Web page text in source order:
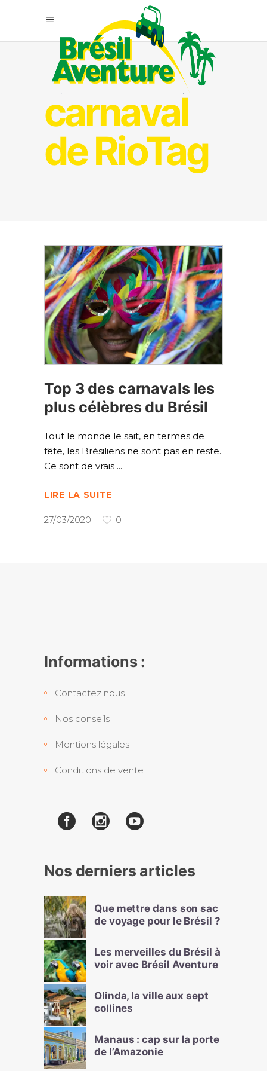
carnaval
de RioTag
Top 3 des carnavals les
plus célèbres du Brésil
Tout le monde le sait, en termes de
fête, les Brésiliens ne sont pas en reste.
Ce sont de vrais
LIRE LA SUITE
27/03/2020 0
Informations :
Contactez nous
Nos conseils
Mentions légales
Conditions de vente
Nos derniers articles
Que mettre dans son sac
de voyage pour le Brésil ?
Les merveilles du Brésil à
voir avec Brésil Aventure
Olinda, la ville aux sept
collines
Manaus : cap sur la porte
de l’Amazonie